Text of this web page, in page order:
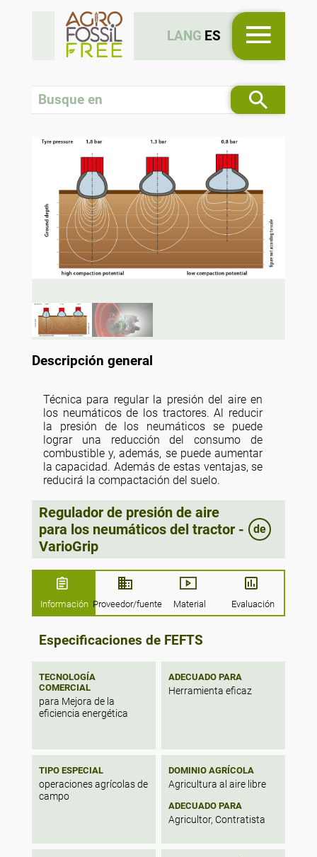
LANG ES
Descripción general
Técnica para regular la presión del aire en
los neumáticos de los tractores. Al reducir
la presión de los neumáticos se puede
lograr una reducción del consumo de
combustible y, además, se puede aumentar
la capacidad. Además de estas ventajas, se
reducirá la compactación del suelo.
Regulador de presión de aire
para los neumáticos del tractor -
VarioGrip
de
Información Proveedor/fuente Material Evaluación
Especificaciones de FEFTS
TECNOLOGÍA
COMERCIAL
para Mejora de la
eficiencia energética
ADECUADO PARA
Herramienta eficaz
TIPO ESPECIAL
operaciones agrícolas de
campo
DOMINIO AGRÍCOLA
Agricultura al aire libre
ADECUADO PARA
Agricultor, Contratista